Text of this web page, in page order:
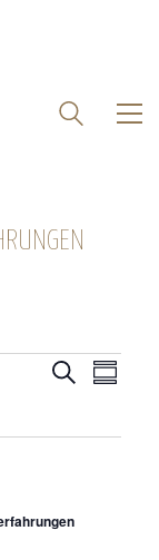
und
Suche